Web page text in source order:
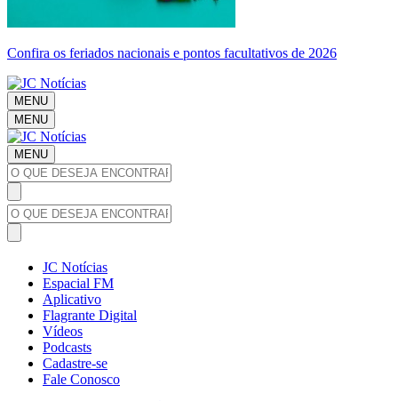
Confira os feriados nacionais e pontos facultativos de 2026
MENU
MENU
MENU
JC Notícias
Espacial FM
Aplicativo
Flagrante Digital
Vídeos
Podcasts
Cadastre-se
Fale Conosco